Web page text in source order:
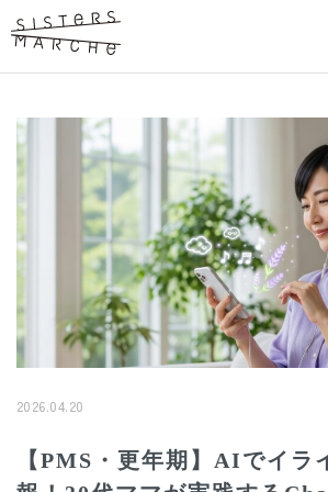
2026.04.20
【PMS・更年期】AIでイラ